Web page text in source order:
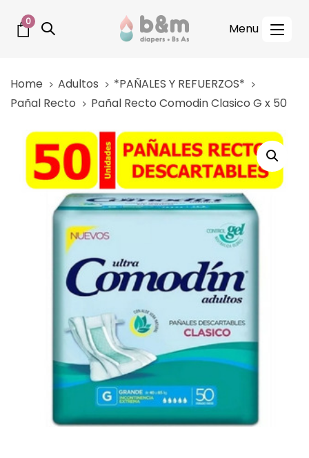
links
Skip
0
Home
Adultos
*PAÑALES Y REFUERZOS*
Pañal Recto
Pañal Recto Comodin Clasico G x 50
Pañal
Comodin